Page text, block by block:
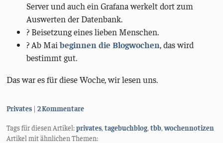
Server und auch ein Grafana werkelt dort zum
Auswerten der Datenbank.
? Beisetzung eines lieben Menschen.
?️ Ab Maibeginnen die Blogwochen, das wird
bestimmt gut.
Das war es für diese Woche, wir lesen uns.
Kategorien:
Privates 2 Kommentare
Tags für diesen Artikel:privates ,tagebuchblog ,tbb ,wochennotizen
Artikel mit ähnlichen Themen: